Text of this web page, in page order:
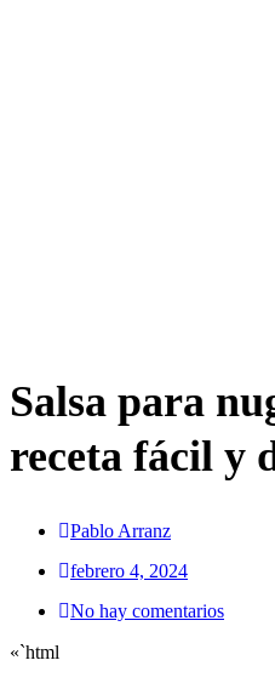
Salsa para
receta fácil y
Pablo Arranz
febrero 4, 2024
No hay comentarios
«`html